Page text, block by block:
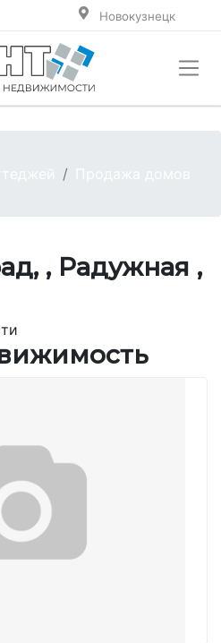
Новокузнецк
, Радужная ,